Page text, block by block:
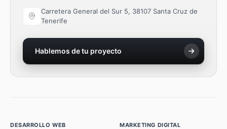
Carretera General del Sur 5, 38107 Santa Cruz de
Tenerife
Hablemos de tu proyecto
DESARROLLO WEB MARKETING DIGITAL